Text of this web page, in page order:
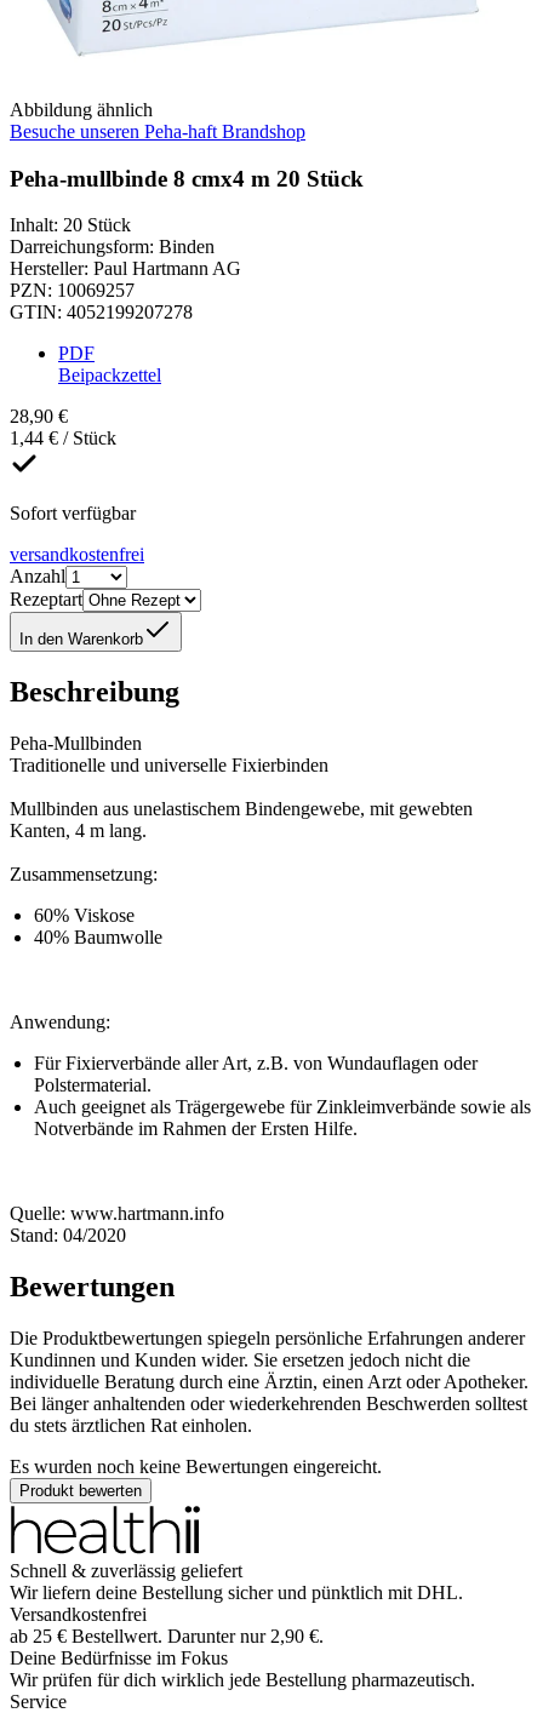
Abbildung ähnlich
Besuche unseren Peha-haft Brandshop
Peha-mullbinde 8 cmx4 m 20 Stück
Inhalt: 20 Stück
Darreichungsform: Binden
Hersteller: Paul Hartmann AG
PZN: 10069257
GTIN: 4052199207278
PDF
Beipackzettel
28,90 €
1,44 € / Stück
Sofort verfügbar
versandkostenfrei
Anzahl
Rezeptart
In den Warenkorb
Beschreibung
Peha-Mullbinden
Traditionelle und universelle Fixierbinden
Mullbinden aus unelastischem Bindengewebe, mit gewebten
Kanten, 4 m lang.
Zusammensetzung:
60% Viskose
40% Baumwolle
Anwendung:
Für Fixierverbände aller Art, z.B. von Wundauflagen oder
Polstermaterial.
Auch geeignet als Trägergewebe für Zinkleimverbände sowie als
Notverbände im Rahmen der Ersten Hilfe.
Quelle: www.hartmann.info
Stand: 04/2020
Bewertungen
Die Produktbewertungen spiegeln persönliche Erfahrungen anderer
Kundinnen und Kunden wider. Sie ersetzen jedoch nicht die
individuelle Beratung durch eine Ärztin, einen Arzt oder Apotheker.
Bei länger anhaltenden oder wiederkehrenden Beschwerden solltest
du stets ärztlichen Rat einholen.
Es wurden noch keine Bewertungen eingereicht.
Produkt bewerten
Schnell & zuverlässig geliefert
Wir liefern deine Bestellung sicher und pünktlich mit DHL.
Versandkostenfrei
ab 25 € Bestellwert. Darunter nur 2,90 €.
Deine Bedürfnisse im Fokus
Wir prüfen für dich wirklich jede Bestellung pharmazeutisch.
Service